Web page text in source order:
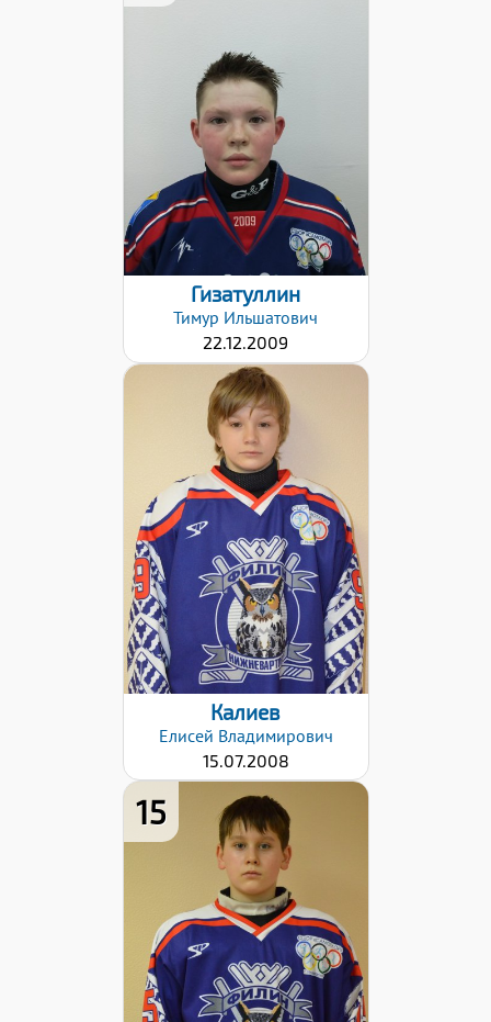
Дата заявки:
24.10.2022
Гизатуллин
Тимур Ильшатович
22.12.2009
Дата заявки:
27.10.2022
Калиев
Елисей Владимирович
15.07.2008
15
Дата заявки:
24.10.2022